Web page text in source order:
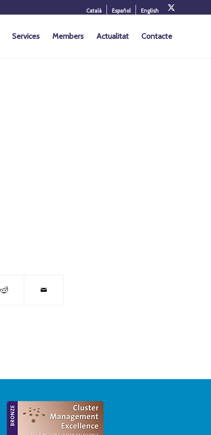
Català Español English
Services Members Actualitat Contacte